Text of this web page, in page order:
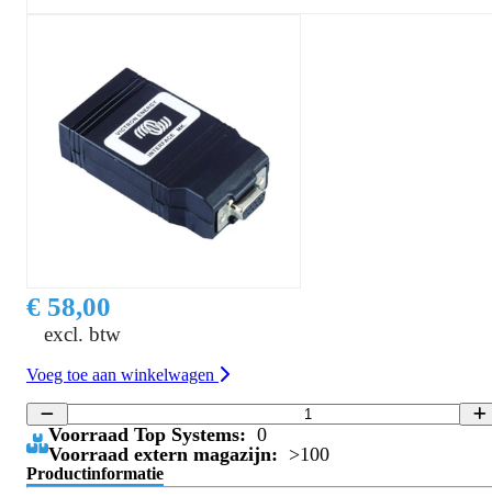
€ 58,00
excl. btw
Voeg toe aan winkelwagen
Voorraad Top Systems: 0
Voorraad extern magazijn: >100
Productinformatie